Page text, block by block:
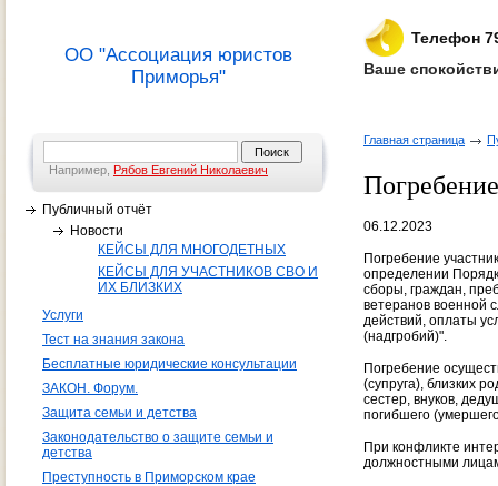
ОО "Ассоциация юристов
Приморья"
Телефон
Ваше
Например, Рябов Евгений Николаевич
Публичный отчёт
Новости
КЕЙСЫ ДЛЯ МНОГОДЕТНЫХ
КЕЙСЫ ДЛЯ УЧАСТНИКОВ СВО И
ИХ БЛИЗКИХ
Услуги
Тест на знания закона
Бесплатные юридические консультации
ЗАКОН. Форум.
Защита семьи и детства
Законодательство о защите семьи и
детства
Преступность в Приморском крае
Главная страница
06.12.2023
Погребение
определении
сборы, граждан,
ветеранов военной
действий, оплаты
(надгробий)".
Погребение
(супруга), близких
сестер, внуков,
погибшего
При конфликте
должностными